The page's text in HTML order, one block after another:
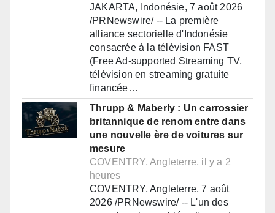
JAKARTA, Indonésie, 7 août 2026
/PRNewswire/ -- La première
alliance sectorielle d'Indonésie
consacrée à la télévision FAST
(Free Ad-supported Streaming TV,
télévision en streaming gratuite
financée…
Thrupp & Maberly : Un carrossier
britannique de renom entre dans
une nouvelle ère de voitures sur
mesure
COVENTRY, Angleterre, il y a 2
heures
COVENTRY, Angleterre, 7 août
2026 /PRNewswire/ -- L'un des